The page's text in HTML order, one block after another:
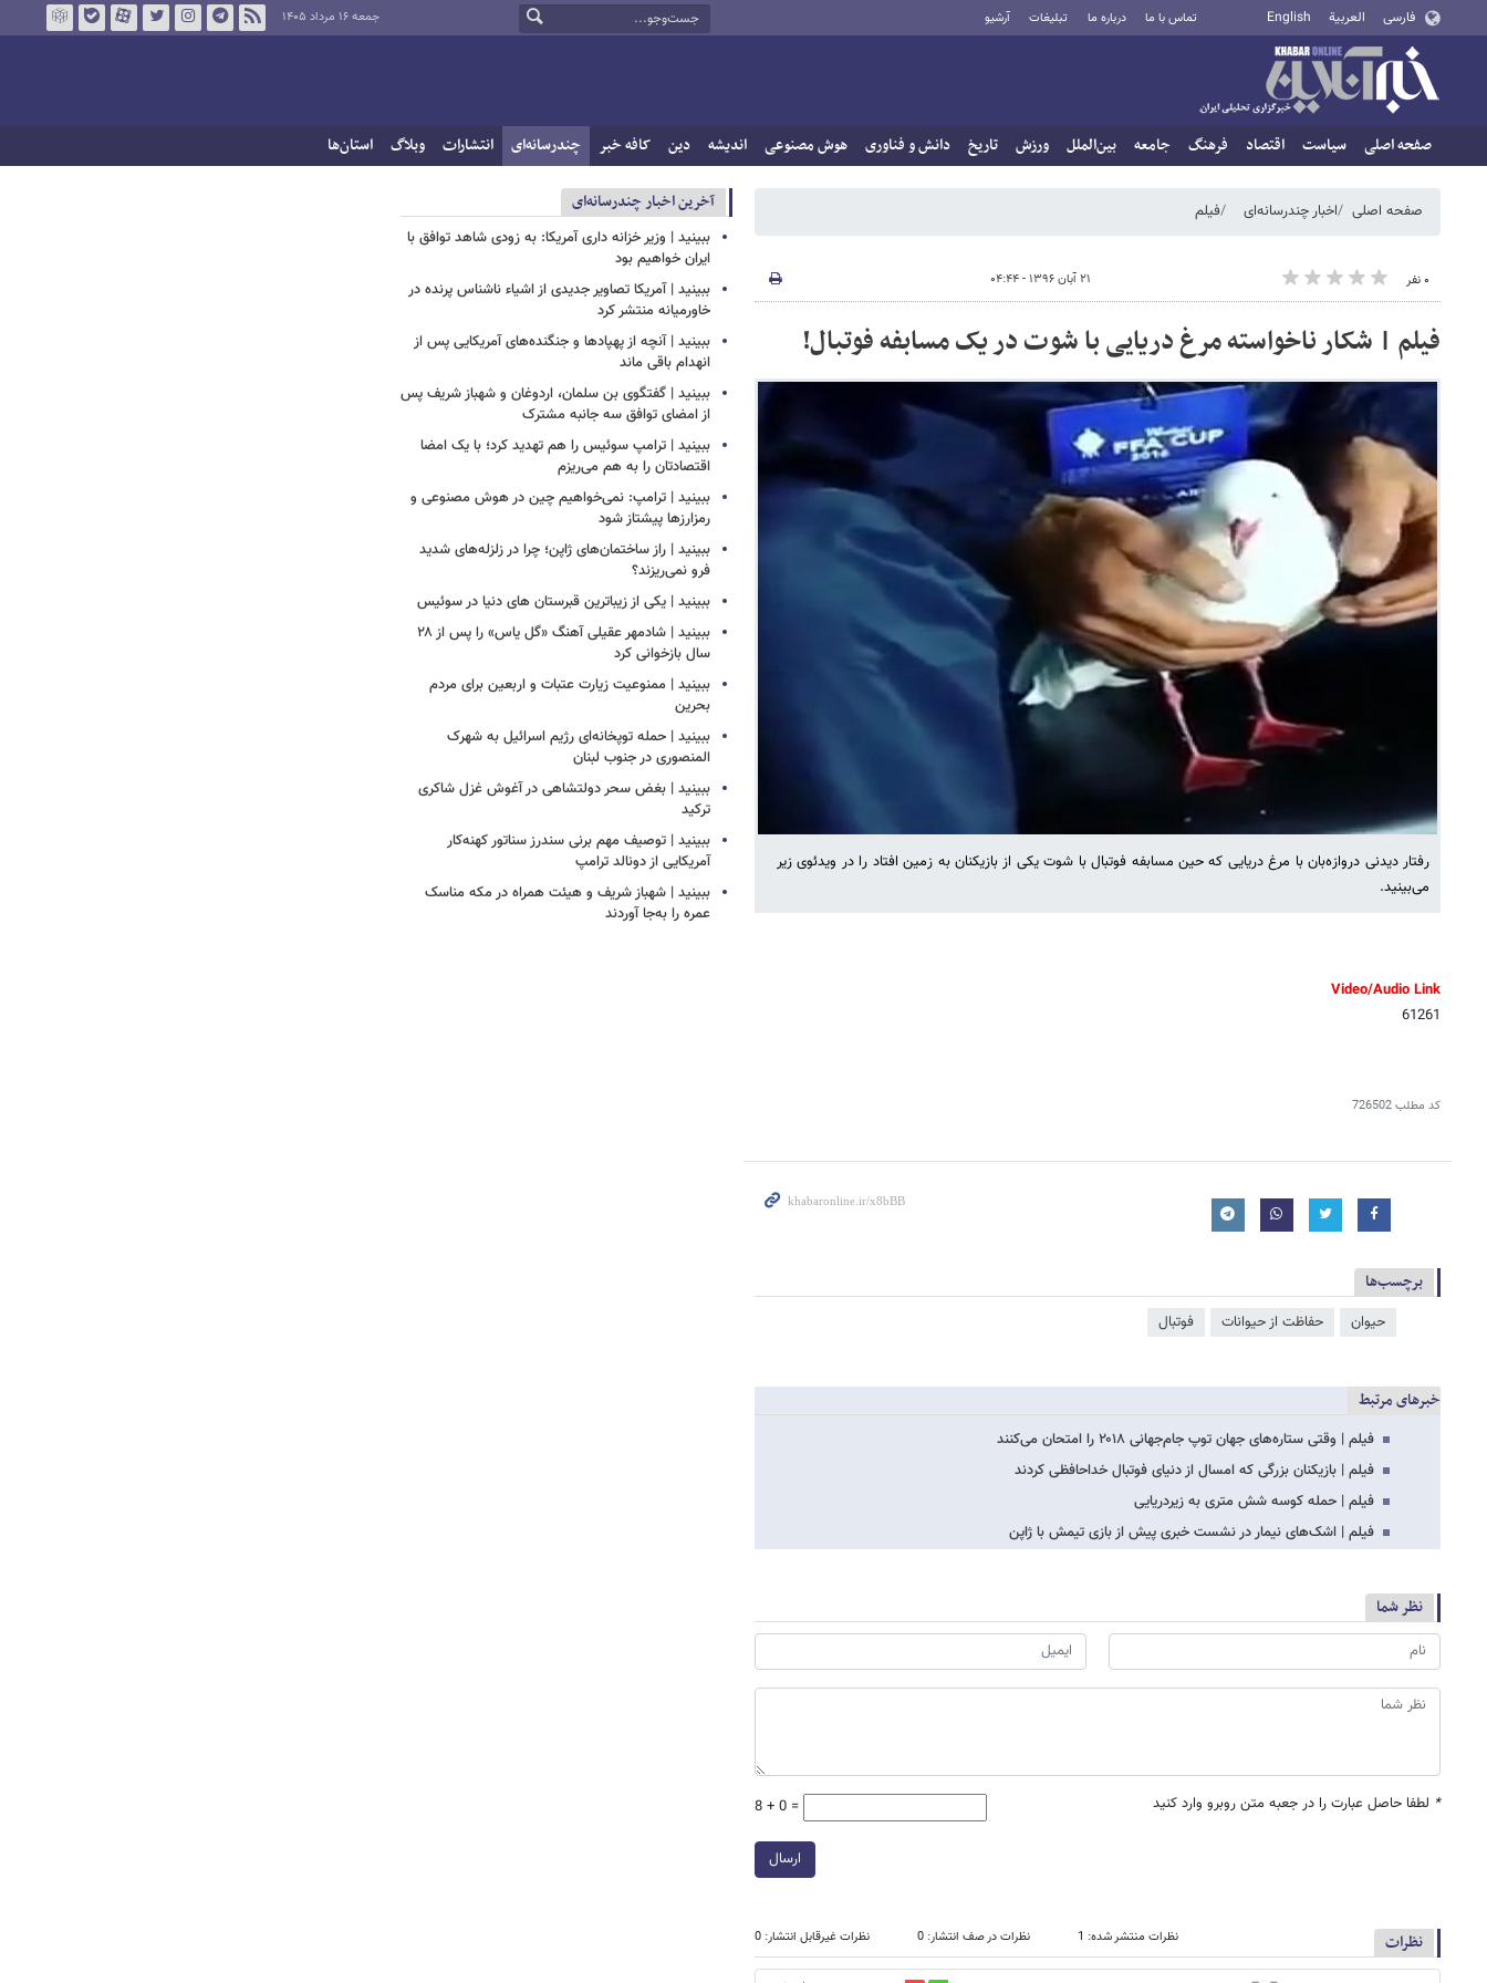
فارسی العربية English تماس با ما درباره ما تبلیغات آرشیو جمعه ۱۶ مرداد ۱۴۰۵
صفحه اصلی سیاست اقتصاد فرهنگ جامعه بین‌الملل ورزش تاریخ دانش و فناوری هوش مصنوعی اندیشه دین کافه خبر چندرسانه‌ای انتشارات وبلاگ استان‌ها
صفحه اصلی اخبار چندرسانه‌ای فیلم
۰ نفر ۲۱ آبان ۱۳۹۶ - ۰۴:۴۴
فیلم | شکار ناخواسته مرغ دریایی با شوت در یک مسابفه فوتبال!
رفتار دیدنی دروازه‌بان با مرغ دریایی که حین مسابفه فوتبال با شوت یکی از بازیکنان به زمین افتاد را در ویدئوی زیر
می‌بینید.
Video/Audio Link
61261
کد مطلب726502
برچسب‌ها
حیوان حفاظت از حیوانات فوتبال
خبرهای مرتبط
فیلم | وقتی ستاره‌های جهان توپ جام‌جهانی ۲۰۱۸ را امتحان می‌کنند
فیلم | بازیکنان بزرگی که امسال از دنیای فوتبال خداحافظی کردند
فیلم | حمله کوسه‌ شش متری به زیردریایی
فیلم | اشک‌های نیمار در نشست خبری پیش از بازی تیمش با ژاپن
نظر شما
* لطفا حاصل عبارت را در جعبه متن روبرو وارد کنید 8 + 0 =
ارسال
نظرات نظرات منتشر شده: 1 نظرات در صف انتشار: 0 نظرات غیرقابل انتشار: 0
آخرین اخبار چندرسانه‌ای
ببینید | وزیر خزانه داری آمریکا: به زودی شاهد توافق با
ایران خواهیم بود
ببینید | آمریکا تصاویر جدیدی از اشیاء ناشناس پرنده در
خاورمیانه منتشر کرد
ببینید | آنچه از پهپادها و جنگنده‌های آمریکایی پس از
انهدام باقی ماند
ببینید | گفتگوی بن سلمان، اردوغان و شهباز شریف پس
از امضای توافق سه جانبه مشترک
ببینید | ترامپ سوئیس را هم تهدید کرد؛ با یک امضا
اقتصادتان را به هم می‌ریزم
ببینید | ترامپ: نمی‌خواهیم چین در هوش مصنوعی و
رمزارزها پیشتاز شود
ببینید | راز ساختمان‌های ژاپن؛ چرا در زلزله‌های شدید
فرو نمی‌ریزند؟
ببینید | یکی از زیباترین قبرستان های دنیا در سوئیس
ببینید | شادمهر عقیلی آهنگ «گل یاس» را پس از ۲۸
سال بازخوانی کرد
ببینید | ممنوعیت زیارت عتبات و اربعین برای مردم
بحرین
ببینید | حمله توپخانه‌ای رژیم اسرائیل به شهرک
المنصوری در جنوب لبنان
ببینید | بغض سحر دولتشاهی در آغوش غزل شاکری
ترکید
ببینید | توصیف مهم برنی سندرز سناتور کهنه‌کار
آمریکایی از دونالد ترامپ
ببینید | شهباز شریف و هیئت همراه در مکه مناسک
عمره را به‌جا آوردند